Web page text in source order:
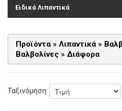
Ειδικά Λιπαντικά
Προϊόντα » Λιπαντικά »
Βαλβολίνες » Διάφορα
Ταξινόμηση: